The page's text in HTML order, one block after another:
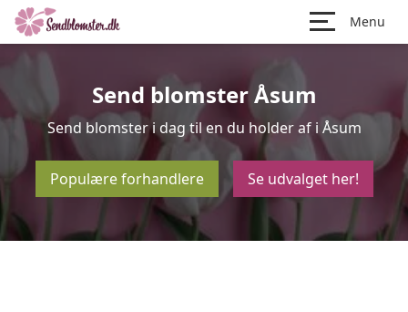
Menu
Send blomster Åsum
Send blomster i dag til en du holder af i Åsum
Populære forhandlere Se udvalget her!